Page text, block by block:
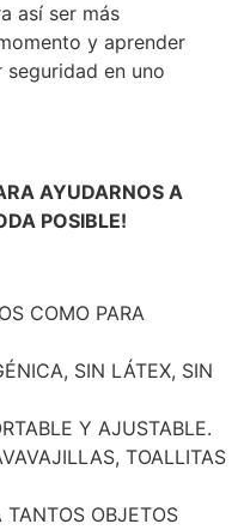
así ser más
y aprender
en uno
AYUDARNOS A
POSIBLE!
COMO PARA
SIN LÁTEX, SIN
Y AJUSTABLE.
TOALLITAS
TANTOS OBJETOS